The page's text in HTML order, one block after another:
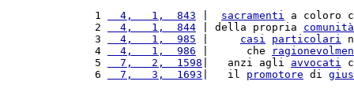
1
  4,   1,  843
sacramenti a coloro
2
  4,   1,  844
| della propria comunità
3
  4,   1,  985
casi particolari
4
  4,   1,  986
|      che
5
  7,   2,  1598
|   anzi agli avvocati
6
  7,   3,  1693
|   il promotore di